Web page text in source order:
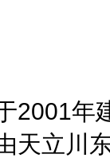
年
天立川